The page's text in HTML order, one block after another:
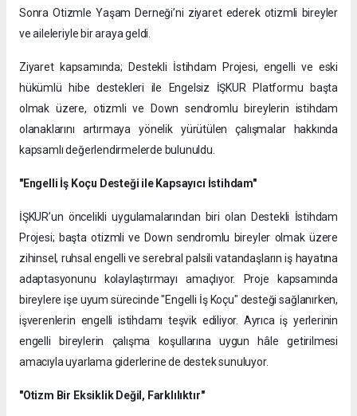
Sonra Otizmle Yaşam Derneği’ni ziyaret ederek otizmli bireyler
ve aileleriyle bir araya geldi.
Ziyaret kapsamında; Destekli İstihdam Projesi, engelli ve eski
hükümlü hibe destekleri ile Engelsiz İŞKUR Platformu başta
olmak üzere, otizmli ve Down sendromlu bireylerin istihdam
olanaklarını artırmaya yönelik yürütülen çalışmalar hakkında
kapsamlı değerlendirmelerde bulunuldu.
"Engelli İş Koçu Desteği ile Kapsayıcı İstihdam"
İŞKUR’un öncelikli uygulamalarından biri olan Destekli İstihdam
Projesi; başta otizmli ve Down sendromlu bireyler olmak üzere
zihinsel, ruhsal engelli ve serebral palsili vatandaşların iş hayatına
adaptasyonunu kolaylaştırmayı amaçlıyor. Proje kapsamında
bireylere işe uyum sürecinde "Engelli İş Koçu" desteği sağlanırken,
işverenlerin engelli istihdamı teşvik ediliyor. Ayrıca iş yerlerinin
engelli bireylerin çalışma koşullarına uygun hâle getirilmesi
amacıyla uyarlama giderlerine de destek sunuluyor.
"Otizm Bir Eksiklik Değil, Farklılıktır"